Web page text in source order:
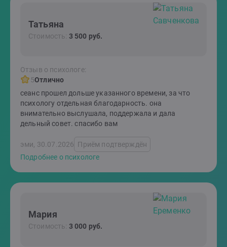
Татьяна
Стоимость: 3 500 руб.
Отзыв о психологе:
5Отлично
сеанс прошел дольше указанного времени, за что
психологу отдельная благодарность. она
внимательно выслушала, поддержала и дала
дельный совет. спасибо вам
эми, 30.07.2026 Приём подтверждён
Подробнее о психологе
Мария
Стоимость: 3 000 руб.